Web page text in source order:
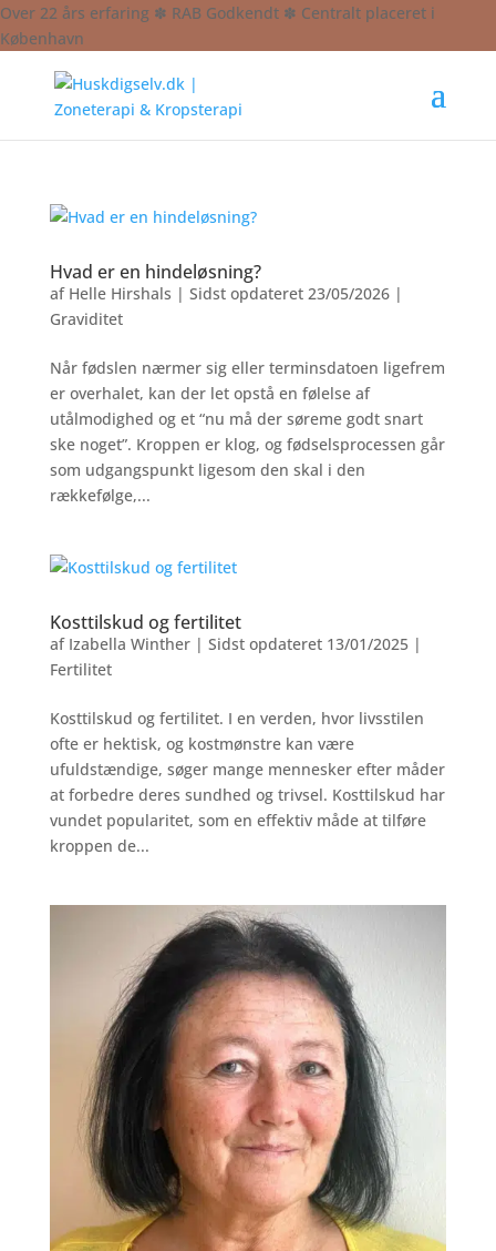
Over 22 års erfaring ✽ RAB Godkendt ✽ Centralt placeret i
København
Hvad er en hindeløsning?
af Helle Hirshals | Sidst opdateret 23/05/2026|
Graviditet
Når fødslen nærmer sig eller terminsdatoen ligefrem
er overhalet, kan der let opstå en følelse af
utålmodighed og et “nu må der søreme godt snart
ske noget”. Kroppen er klog, og fødselsprocessen går
som udgangspunkt ligesom den skal i den
rækkefølge,...
Kosttilskud og fertilitet
af Izabella Winther| Sidst opdateret 13/01/2025|
Fertilitet
Kosttilskud og fertilitet. I en verden, hvor livsstilen
ofte er hektisk, og kostmønstre kan være
ufuldstændige, søger mange mennesker efter måder
at forbedre deres sundhed og trivsel. Kosttilskud har
vundet popularitet, som en effektiv måde at tilføre
kroppen de...